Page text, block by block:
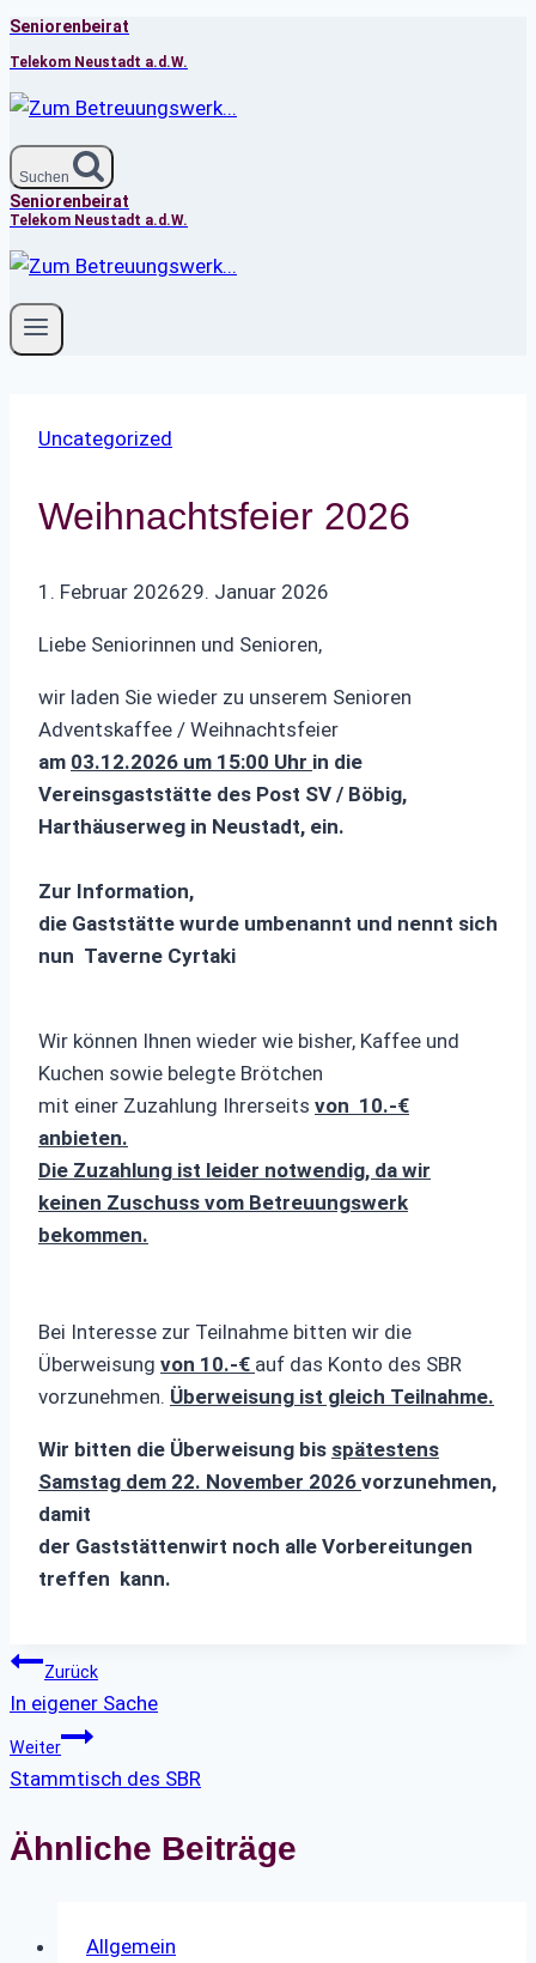
Zum
Inhalt
springen
Seniorenbeirat
Telekom Neustadt a.d.W.
Suchen
Seniorenbeirat
Telekom Neustadt a.d.W.
Uncategorized
Weihnachtsfeier 2026
1. Februar 202629. Januar 2026
Liebe Seniorinnen und Senioren,
wir laden Sie wieder zu unserem Senioren
Adventskaffee / Weihnachtsfeier
am 03.12.2026 um 15:00 Uhr in die
Vereinsgaststätte des Post SV / Böbig,
Harthäuserweg in Neustadt, ein.
Zur Information,
die Gaststätte wurde umbenannt und nennt sich
nun Taverne Cyrtaki
Wir können Ihnen wieder wie bisher, Kaffee und
Kuchen sowie belegte Brötchen
mit einer Zuzahlung Ihrerseits von 10.-€
anbieten.
Die Zuzahlung ist leider notwendig, da wir
keinen Zuschuss vom Betreuungswerk
bekommen.
Bei Interesse zur Teilnahme bitten wir die
Überweisung von 10.-€ auf das Konto des SBR
vorzunehmen. Überweisung ist gleich Teilnahme.
Wir bitten die Überweisung bis spätestens
Samstag dem 22. November 2026 vorzunehmen,
damit
der Gaststättenwirt noch alle Vorbereitungen
treffen kann.
Beitragsnavigation
Zurück
In eigener Sache
Weiter
Stammtisch des SBR
Ähnliche Beiträge
Allgemein